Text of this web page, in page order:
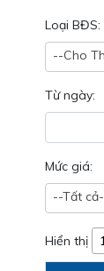
Loại BĐS:
--Cho
Từ ngày:
Mức giá:
--Tất
Hiển thị